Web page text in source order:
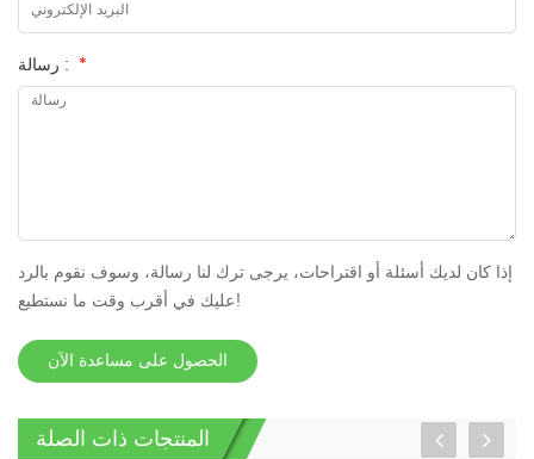
رسالة : *
إذا كان لديك أسئلة أو اقتراحات، يرجى ترك لنا رسالة، وسوف نقوم بالرد
عليك في أقرب وقت ما نستطيع!
الحصول على مساعدة الآن
المنتجات ذات الصلة